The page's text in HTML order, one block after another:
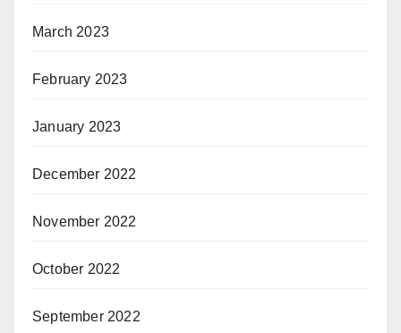
March 2023
February 2023
January 2023
December 2022
November 2022
October 2022
September 2022